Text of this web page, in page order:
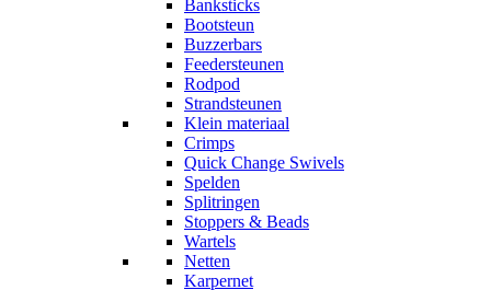
Banksticks
Bootsteun
Buzzerbars
Feedersteunen
Rodpod
Strandsteunen
Klein materiaal
Crimps
Quick Change Swivels
Spelden
Splitringen
Stoppers & Beads
Wartels
Netten
Karpernet